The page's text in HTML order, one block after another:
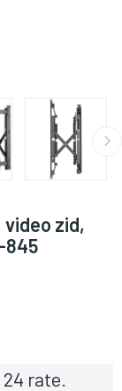
video zid,
845
24 rate.